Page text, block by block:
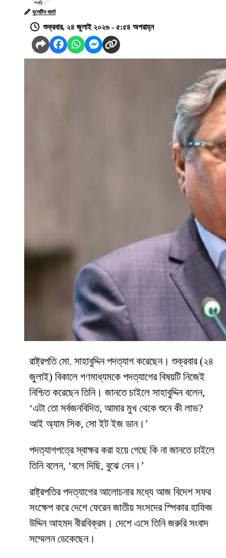
বুলেটিন বার্তা
শুক্রবার, ২৪ জুলাই ২০২৬ - ৫:৫৪ অপরাহ্ন
রাষ্ট্রপতি মো. সাহাবুদ্দিন পদত্যাগ করেছেন। শুক্রবার (২৪
জুলাই) বিকালে গণমাধ্যমকে পদত্যাগের বিষয়টি নিজেই
নিশ্চিত করেছেন তিনি। জানতে চাইলে সাহাবুদ্দিন বলেন,
‘এটা তো সর্বজনবিদিত, আমার মুখ থেকে শুনে কী লাভ?
আই অ্যাম সিক, সো ইট ইজ ডান।’
পদত্যাগপত্রে স্বাক্ষর করা হয়ে গেছে কি না জানতে চাইলে
তিনি বলেন, ‘বলে দিছি, বুঝে নেন।’
রাষ্ট্রপতির পদত্যাগের আলোচনার মধ্যে আজ বিদেশ সফর
সংক্ষেপ করে দেশে ফেরেন জাতীয় সংসদের স্পিকার হাফিজ
উদ্দিন আহমদ বীরবিক্রম। দেশে এসে তিনি জরুরি সংবাদ
সম্মেলন ডেকেছেন।